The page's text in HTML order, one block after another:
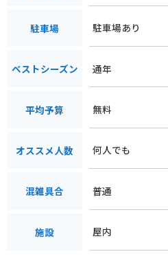
駐車場 駐車場あり
ベストシーズン 通年
平均予算 無料
オススメ人数 何人でも
混雑具合 普通
施設 屋内